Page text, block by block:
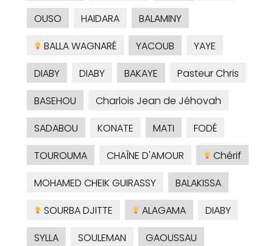
OUSO
HAIDARA
BALAMINY
BALLA WAGNARÉ
YACOUB
YAYE
DIABY
DIABY BAKAYE
Pasteur Chris
BASEHOU
Charlois Jean de Jéhovah
SADABOU
KONATE MATI
FODÉ
TOUROUMA
CHAÎNE D'AMOUR
Chérif
MOHAMED CHEIK GUIRASSY
BALAKISSA
SOURBA DJITTE
ALAGAMA
DIABY
SYLLA
SOULEMAN
GAOUSSAU